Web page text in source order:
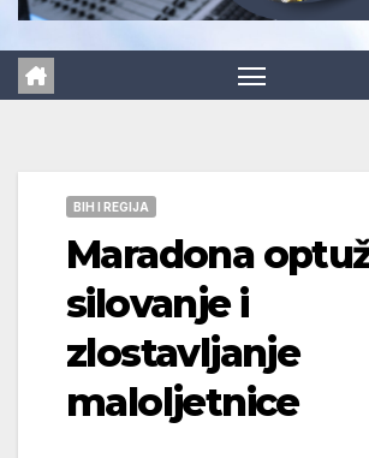
BIH I REGIJA
Maradona
silovanje i
zlostavljanje
maloljetnice